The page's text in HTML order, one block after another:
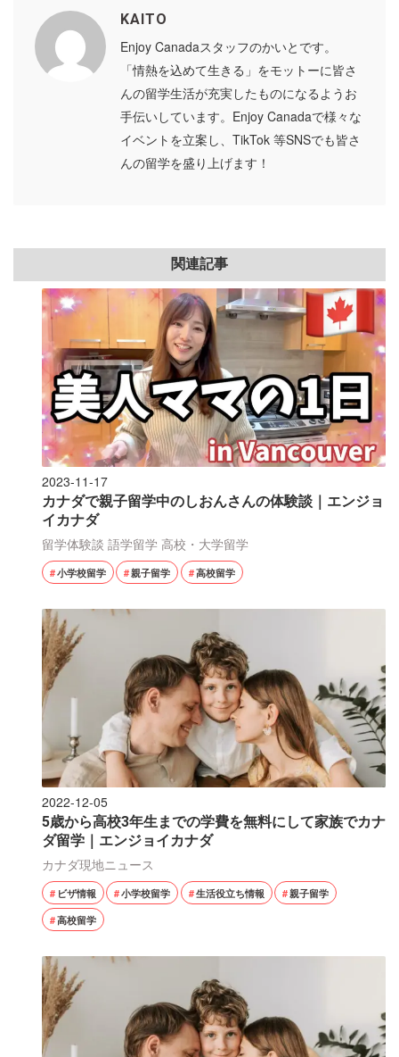
KAITO
Enjoy Canadaスタッフのかいとです。
「情熱を込めて生きる」をモットーに皆さ
んの留学生活が充実したものになるようお
手伝いしています。Enjoy Canadaで様々な
イベントを立案し、TikTok 等SNSでも皆さ
んの留学を盛り上げます！
関連記事
2023-11-17
カナダで親子留学中のしおんさんの体験談｜エンジョ
イカナダ
留学体験談 語学留学 高校・大学留学
小学校留学 親子留学 高校留学
2022-12-05
5歳から高校3年生までの学費を無料にして家族でカナ
ダ留学｜エンジョイカナダ
カナダ現地ニュース
ビザ情報 小学校留学 生活役立ち情報
親子留学
高校留学